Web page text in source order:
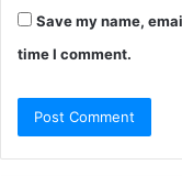
Save my name,
time I comment.